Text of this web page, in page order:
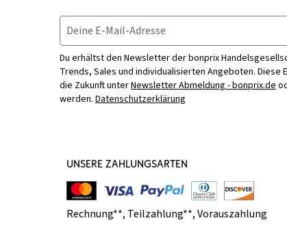
Deine E-Mail-Adresse
Du erhältst den Newsletter der bonprix
Trends, Sales und individualisierten Angeboten. Diese
die Zukunft unterNewsletter Abmeldung - bonprix.de
werden. Datenschutzerklärung
UNSERE ZAHLUNGSARTEN
Rechnung**, Teilzahlung**,Vorauszahlung